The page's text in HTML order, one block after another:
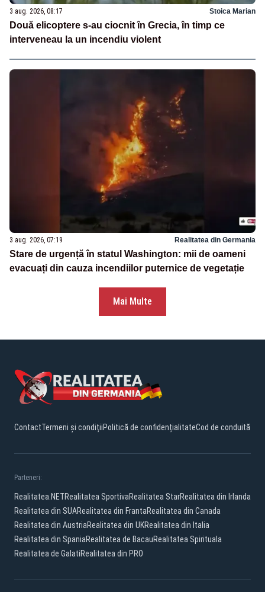
3 aug. 2026, 08:17 Stoica Marian
Două elicoptere s-au ciocnit în Grecia, în timp ce
interveneau la un incendiu violent
3 aug. 2026, 07:19 Realitatea din Germania
Stare de urgență în statul Washington: mii de oameni
evacuați din cauza incendiilor puternice de vegetație
Mai Multe
ContactTermeni și condițiiPolitică de confidențialitateCod de conduită
Parteneri:
Realitatea.NETRealitatea SportivaRealitatea StarRealitatea din Irlanda
Realitatea din SUARealitatea din FrantaRealitatea din Canada
Realitatea din AustriaRealitatea din UKRealitatea din Italia
Realitatea din SpaniaRealitatea de BacauRealitatea Spirituala
Realitatea de GalatiRealitatea din PRO